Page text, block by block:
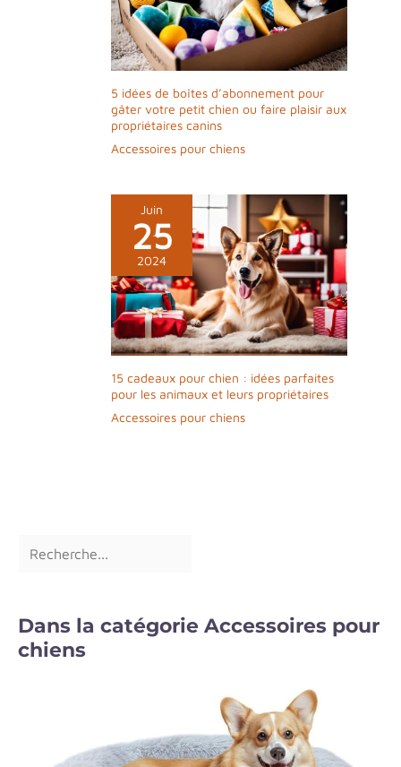
flaques ou boue ne lui posent aucun
problème. Le traceur GPS chat reste
opérationnel par tous les temps.
【Configuration en 30 Secondes】Allumez le
smartphone – l’appairage apparaît
automatiquement. Un seul clic suffit, la
connexion est établie immédiatement.
technique requise. Ce collier GPS pour chien
5 idées de boîtes d’abonnement pour
gâter votre petit chien ou faire plaisir aux
propriétaires canins
Accessoires pour chiens
Juin
25
2024
15 cadeaux pour chien : idées parfaites
pour les animaux et leurs propriétaires
Accessoires pour chiens
Dans la catégorie Accessoires pour
chiens